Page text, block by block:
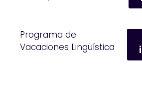
Programa de
Vacaciones Lingüística